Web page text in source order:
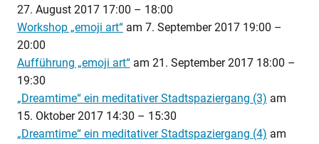
27. August 2017 17:00 – 18:00
Workshop „emoji art“am 7. September 2017 19:00 –
20:00
Aufführung „emoji art“am 21. September 2017 18:00 –
19:30
„Dreamtime“ ein meditativer Stadtspaziergang (3) am
15. Oktober 2017 14:30 – 15:30
„Dreamtime“ ein meditativer Stadtspaziergang (4) am